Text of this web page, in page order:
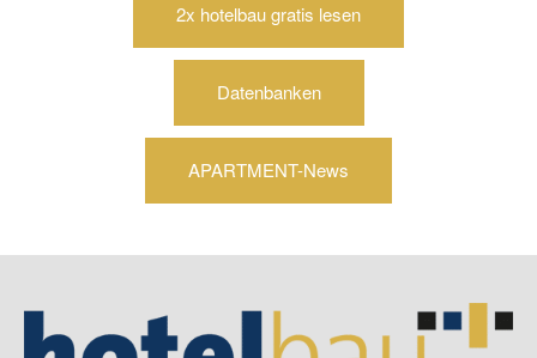
2x hotelbau gratis lesen
Datenbanken
APARTMENT-News